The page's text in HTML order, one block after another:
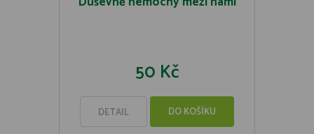
50 Kč
DETAIL DO KOŠÍKU